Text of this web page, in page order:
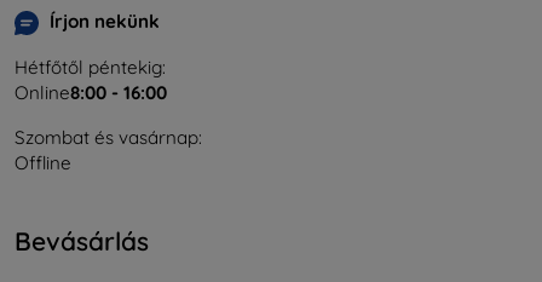
Írjon nekünk
Hétfőtől péntekig:
Online8:00 - 16:00
Szombat és vasárnap:
Offline
Bevásárlás